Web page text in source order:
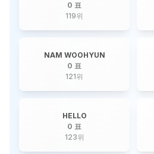
0 표
119위
NAM WOOHYUN
0 표
121위
HELLO
0 표
123위